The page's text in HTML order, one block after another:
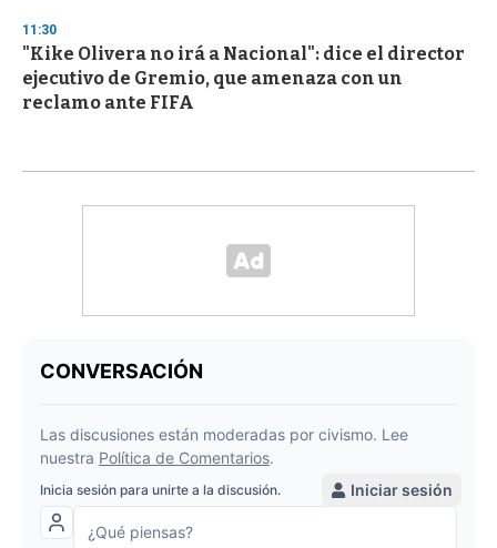
11:30
"Kike Olivera no irá a Nacional": dice el director
ejecutivo de Gremio, que amenaza con un
reclamo ante FIFA